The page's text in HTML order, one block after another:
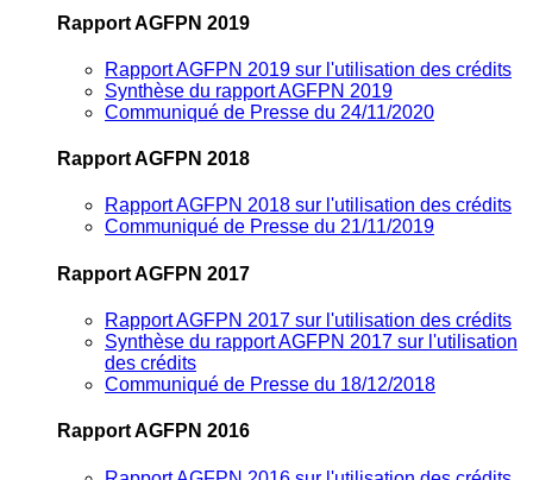
Rapport AGFPN 2019
Rapport AGFPN 2019 sur l'utilisation des crédits
Synthèse du rapport AGFPN 2019
Communiqué de Presse du 24/11/2020
Rapport AGFPN 2018
Rapport AGFPN 2018 sur l'utilisation des crédits
Communiqué de Presse du 21/11/2019
Rapport AGFPN 2017
Rapport AGFPN 2017 sur l'utilisation des crédits
Synthèse du rapport AGFPN 2017 sur l'utilisation
des crédits
Communiqué de Presse du 18/12/2018
Rapport AGFPN 2016